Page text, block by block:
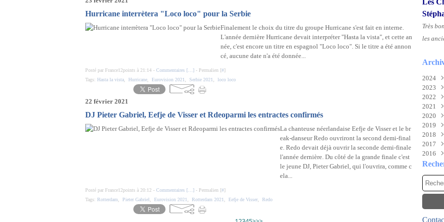
Hurricane interrètera "Loco loco" pour la Serbie
Finalement le choix du titre du groupe Hurricane s'est fait en interne.
L'année dernière Hurricane devait interpréter "Hasta la vista", et cette an
née, c'est encore un titre en espagnol "Loco loco". Si le titre a été annon
cé, aucune date n'a été donnée...
Posté par France12points à 21:14 - Commentaires [ ] - Permalien [#]
Tags: Hasta la vista Hurricane Eurovision 2021 Serbie 2021 loco loco
22 février 2021
DJ Pieter Gabriel, Eefje de Visser et Rdeoparmi les entractes confirmés
La chanteuse néerlandaise Eefje de Visser et le br
eak-danseur Redo ouvriront la second demi-final
e. Redo devait déjà ouvrir la seconde demi-finale
l'année dernière. Du côté de la grande finale c'est
le jeune DJ, Pieter Gabriel, qui l'ouvrira, comme c
ela...
Posté par France12points à 20:12 - Commentaires [ ] - Permalien [#]
Tags: Rotterdam Pieter Gabriel Eurovision 2021 Rotterdam 2021 Eefje de Visser Redo
Les
Très
les
2024
Août
Juin
Mai
2023
2022
Mai
Mars
2021
Août
2020
Mai
2019
Mai
2018
Mai
2017
Juin
Mai
2016
Juin